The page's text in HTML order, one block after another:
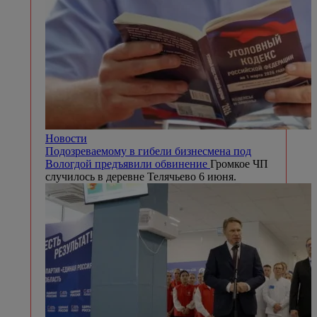
Новости
Подозреваемому в гибели бизнесмена под
Вологдой предъявили обвинение Громкое ЧП
случилось в деревне Телячьево 6 июня.